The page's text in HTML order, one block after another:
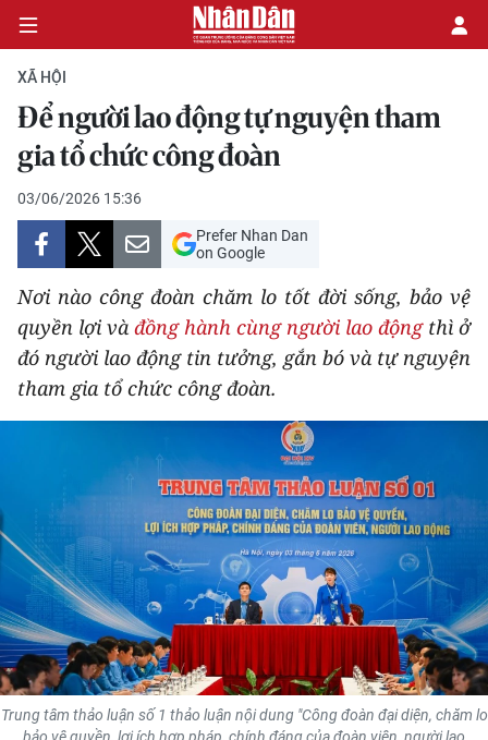
CHÍNH TRỊ
KINH TẾ
VĂN HÓA
XÃ HỘI
PHÁP LUẬT
THỂ THAO
GIÁO DỤC
Y TẾ
KHOA HỌC - CÔNG NGHỆ
MÔI TRƯỜNG
XÃ HỘI
Để người lao động tự nguyện tham
gia tổ chức công đoàn
03/06/2026 15:36
Prefer Nhan Dan
on Google
Nơi nào công đoàn chăm lo tốt đời sống, bảo vệ
quyền lợi và đồng hành cùng người lao độngthì ở
đó người lao động tin tưởng, gắn bó và tự nguyện
tham gia tổ chức công đoàn.
Trung tâm thảo luận số 1 thảo luận nội dung "Công đoàn đại diện, chăm lo